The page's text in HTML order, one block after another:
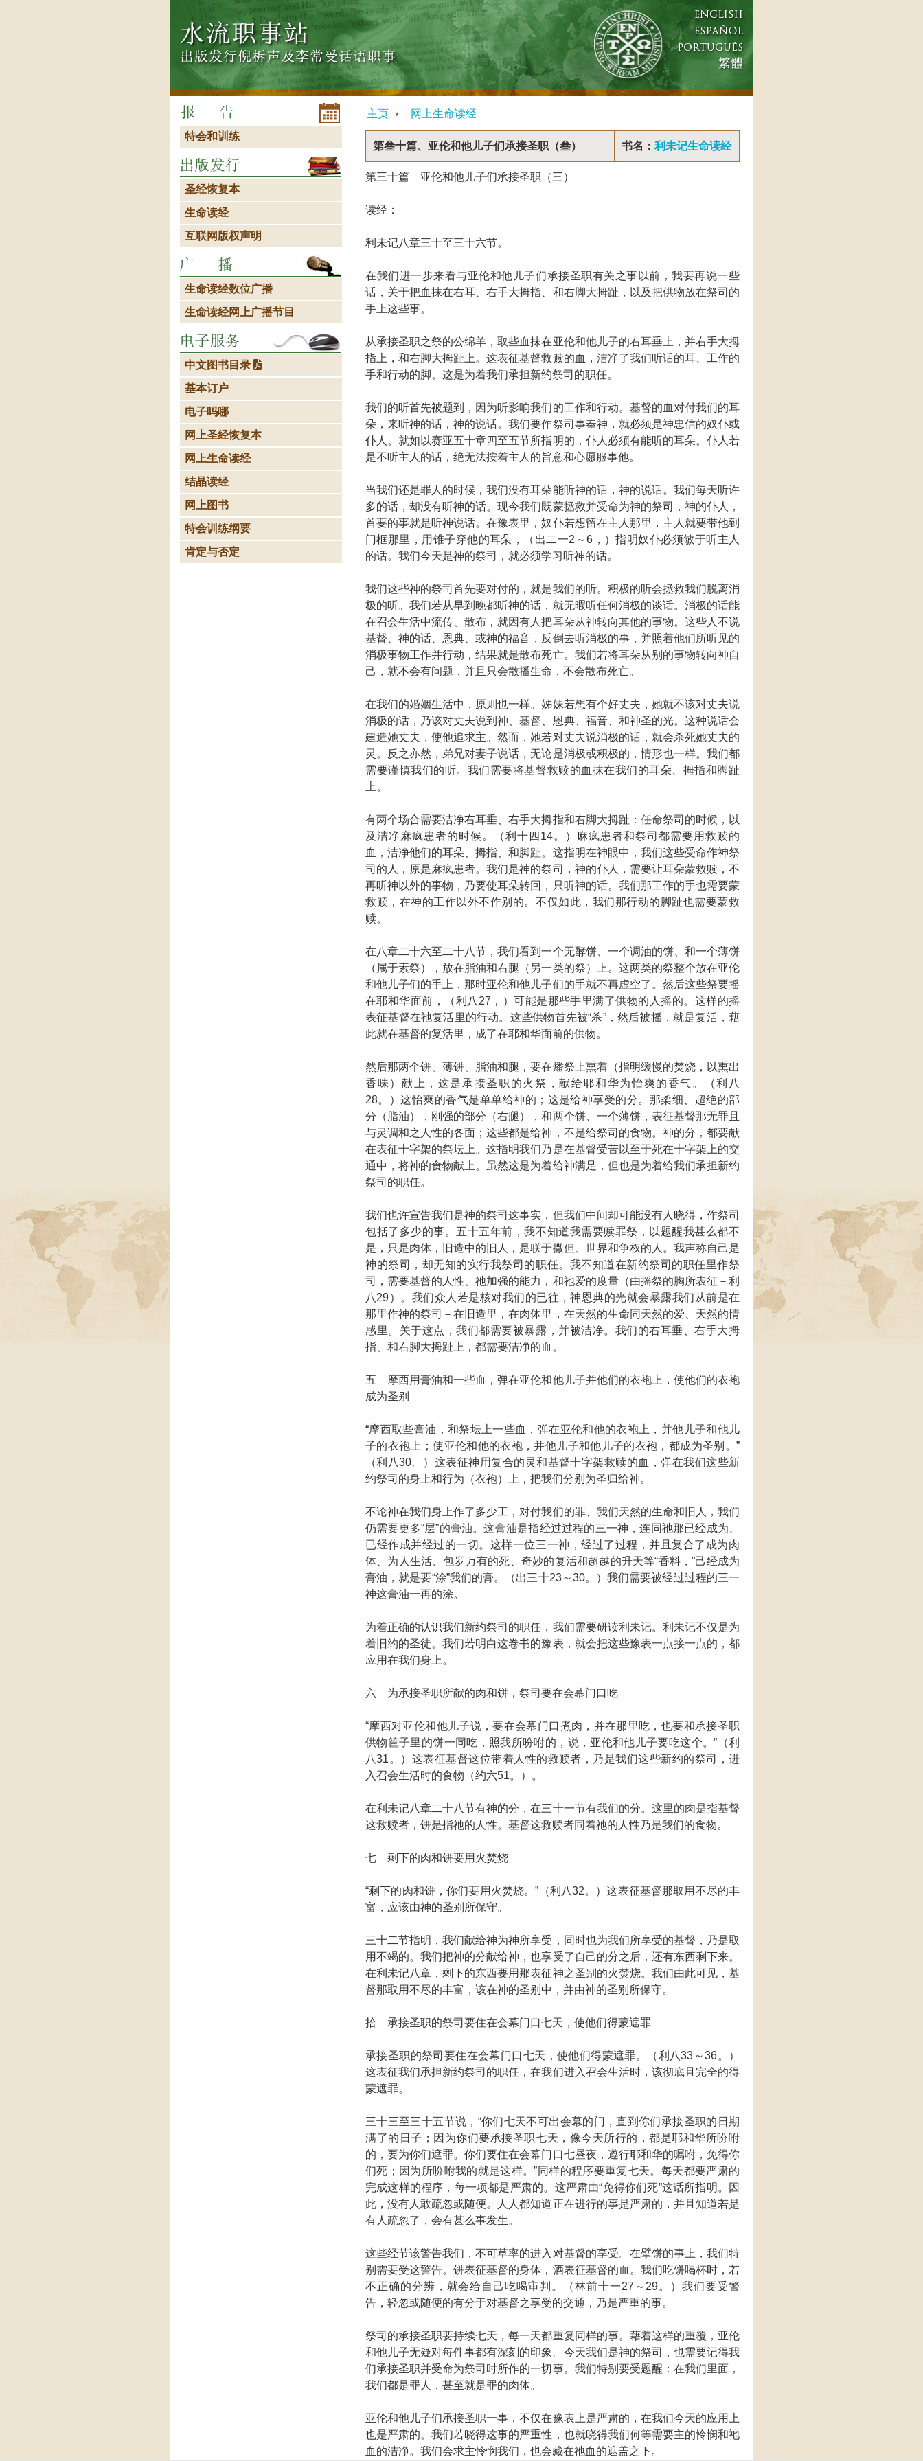
主页 网上生命读经
第叁十篇、亚伦和他儿子们承接圣职（叁） 书名： 利未记生命读经
第三十篇 亚伦和他儿子们承接圣职（三）
读经：
利未记八章三十至三十六节。
在我们进一步来看与亚伦和他儿子们承接圣职有关之事以前，我要再说一些
话，关于把血抹在右耳、右手大拇指、和右脚大拇趾，以及把供物放在祭司的
手上这些事。
从承接圣职之祭的公绵羊，取些血抹在亚伦和他儿子的右耳垂上，并右手大拇
指上，和右脚大拇趾上。这表征基督救赎的血，洁净了我们听话的耳、工作的
手和行动的脚。这是为着我们承担新约祭司的职任。
我们的听首先被题到，因为听影响我们的工作和行动。基督的血对付我们的耳
朵，来听神的话，神的说话。我们要作祭司事奉神，就必须是神忠信的奴仆或
仆人。就如以赛亚五十章四至五节所指明的，仆人必须有能听的耳朵。仆人若
是不听主人的话，绝无法按着主人的旨意和心愿服事他。
当我们还是罪人的时候，我们没有耳朵能听神的话，神的说话。我们每天听许
多的话，却没有听神的话。现今我们既蒙拯救并受命为神的祭司，神的仆人，
首要的事就是听神说话。在豫表里，奴仆若想留在主人那里，主人就要带他到
门框那里，用锥子穿他的耳朵，（出二一2～6，）指明奴仆必须敏于听主人
的话。我们今天是神的祭司，就必须学习听神的话。
我们这些神的祭司首先要对付的，就是我们的听。积极的听会拯救我们脱离消
极的听。我们若从早到晚都听神的话，就无暇听任何消极的谈话。消极的话能
在召会生活中流传、散布，就因有人把耳朵从神转向其他的事物。这些人不说
基督、神的话、恩典、或神的福音，反倒去听消极的事，并照着他们所听见的
消极事物工作并行动，结果就是散布死亡。我们若将耳朵从别的事物转向神自
己，就不会有问题，并且只会散播生命，不会散布死亡。
在我们的婚姻生活中，原则也一样。姊妹若想有个好丈夫，她就不该对丈夫说
消极的话，乃该对丈夫说到神、基督、恩典、福音、和神圣的光。这种说话会
建造她丈夫，使他追求主。然而，她若对丈夫说消极的话，就会杀死她丈夫的
灵。反之亦然，弟兄对妻子说话，无论是消极或积极的，情形也一样。我们都
需要谨慎我们的听。我们需要将基督救赎的血抹在我们的耳朵、拇指和脚趾
上。
有两个场合需要洁净右耳垂、右手大拇指和右脚大拇趾：任命祭司的时候，以
及洁净麻疯患者的时候。（利十四14。）麻疯患者和祭司都需要用救赎的
血，洁净他们的耳朵、拇指、和脚趾。这指明在神眼中，我们这些受命作神祭
司的人，原是麻疯患者。我们是神的祭司，神的仆人，需要让耳朵蒙救赎，不
再听神以外的事物，乃要使耳朵转回，只听神的话。我们那工作的手也需要蒙
救赎，在神的工作以外不作别的。不仅如此，我们那行动的脚趾也需要蒙救
赎。
在八章二十六至二十八节，我们看到一个无酵饼、一个调油的饼、和一个薄饼
（属于素祭），放在脂油和右腿（另一类的祭）上。这两类的祭整个放在亚伦
和他儿子们的手上，那时亚伦和他儿子们的手就不再虚空了。然后这些祭要摇
在耶和华面前，（利八27，）可能是那些手里满了供物的人摇的。这样的摇
表征基督在祂复活里的行动。这些供物首先被“杀”，然后被摇，就是复活，藉
此就在基督的复活里，成了在耶和华面前的供物。
然后那两个饼、薄饼、脂油和腿，要在燔祭上熏着（指明缓慢的焚烧，以熏出
香味）献上，这是承接圣职的火祭，献给耶和华为怡爽的香气。（利八
28。）这怡爽的香气是单单给神的；这是给神享受的分。那柔细、超绝的部
分（脂油），刚强的部分（右腿），和两个饼、一个薄饼，表征基督那无罪且
与灵调和之人性的各面；这些都是给神，不是给祭司的食物。神的分，都要献
在表征十字架的祭坛上。这指明我们乃是在基督受苦以至于死在十字架上的交
通中，将神的食物献上。虽然这是为着给神满足，但也是为着给我们承担新约
祭司的职任。
我们也许宣告我们是神的祭司这事实，但我们中间却可能没有人晓得，作祭司
包括了多少的事。五十五年前，我不知道我需要赎罪祭，以题醒我甚么都不
是，只是肉体，旧造中的旧人，是联于撒但、世界和争权的人。我声称自己是
神的祭司，却无知的实行我祭司的职任。我不知道在新约祭司的职任里作祭
司，需要基督的人性、祂加强的能力，和祂爱的度量（由摇祭的胸所表征－利
八29）。我们众人若是核对我们的已往，神恩典的光就会暴露我们从前是在
那里作神的祭司－在旧造里，在肉体里，在天然的生命同天然的爱、天然的情
感里。关于这点，我们都需要被暴露，并被洁净。我们的右耳垂、右手大拇
指、和右脚大拇趾上，都需要洁净的血。
五 摩西用膏油和一些血，弹在亚伦和他儿子并他们的衣袍上，使他们的衣袍
成为圣别
“摩西取些膏油，和祭坛上一些血，弹在亚伦和他的衣袍上，并他儿子和他儿
子的衣袍上；使亚伦和他的衣袍，并他儿子和他儿子的衣袍，都成为圣别。”
（利八30。）这表征神用复合的灵和基督十字架救赎的血，弹在我们这些新
约祭司的身上和行为（衣袍）上，把我们分别为圣归给神。
不论神在我们身上作了多少工，对付我们的罪、我们天然的生命和旧人，我们
仍需要更多“层”的膏油。这膏油是指经过过程的三一神，连同祂那已经成为、
已经作成并经过的一切。这样一位三一神，经过了过程，并且复合了成为肉
体、为人生活、包罗万有的死、奇妙的复活和超越的升天等“香料，”己经成为
膏油，就是要“涂”我们的膏。（出三十23～30。）我们需要被经过过程的三一
神这膏油一再的涂。
为着正确的认识我们新约祭司的职任，我们需要研读利未记。利未记不仅是为
着旧约的圣徒。我们若明白这卷书的豫表，就会把这些豫表一点接一点的，都
应用在我们身上。
六 为承接圣职所献的肉和饼，祭司要在会幕门口吃
“摩西对亚伦和他儿子说，要在会幕门口煮肉，并在那里吃，也要和承接圣职
供物筐子里的饼一同吃，照我所吩咐的，说，亚伦和他儿子要吃这个。”（利
八31。）这表征基督这位带着人性的救赎者，乃是我们这些新约的祭司，进
入召会生活时的食物（约六51。）。
在利未记八章二十八节有神的分，在三十一节有我们的分。这里的肉是指基督
这救赎者，饼是指祂的人性。基督这救赎者同着祂的人性乃是我们的食物。
七 剩下的肉和饼要用火焚烧
“剩下的肉和饼，你们要用火焚烧。”（利八32。）这表征基督那取用不尽的丰
富，应该由神的圣别所保守。
三十二节指明，我们献给神为神所享受，同时也为我们所享受的基督，乃是取
用不竭的。我们把神的分献给神，也享受了自己的分之后，还有东西剩下来。
在利未记八章，剩下的东西要用那表征神之圣别的火焚烧。我们由此可见，基
督那取用不尽的丰富，该在神的圣别中，并由神的圣别所保守。
拾 承接圣职的祭司要住在会幕门口七天，使他们得蒙遮罪
承接圣职的祭司要住在会幕门口七天，使他们得蒙遮罪。（利八33～36。）
这表征我们承担新约祭司的职任，在我们进入召会生活时，该彻底且完全的得
蒙遮罪。
三十三至三十五节说，“你们七天不可出会幕的门，直到你们承接圣职的日期
满了的日子；因为你们要承接圣职七天，像今天所行的，都是耶和华所吩咐
的，要为你们遮罪。你们要住在会幕门口七昼夜，遵行耶和华的嘱咐，免得你
们死；因为所吩咐我的就是这样。”同样的程序要重复七天。每天都要严肃的
完成这样的程序，每一项都是严肃的。这严肃由“免得你们死”这话所指明。因
此，没有人敢疏忽或随便。人人都知道正在进行的事是严肃的，并且知道若是
有人疏忽了，会有甚么事发生。
这些经节该警告我们，不可草率的进入对基督的享受。在擘饼的事上，我们特
别需要受这警告。饼表征基督的身体，酒表征基督的血。我们吃饼喝杯时，若
不正确的分辨，就会给自己吃喝审判。（林前十一27～29。）我们要受警
告，轻忽或随便的有分于对基督之享受的交通，乃是严重的事。
祭司的承接圣职要持续七天，每一天都重复同样的事。藉着这样的重覆，亚伦
和他儿子无疑对每件事都有深刻的印象。今天我们是神的祭司，也需要记得我
们承接圣职并受命为祭司时所作的一切事。我们特别要受题醒：在我们里面，
我们都是罪人，甚至就是罪的肉体。
亚伦和他儿子们承接圣职一事，不仅在豫表上是严肃的，在我们今天的应用上
也是严肃的。我们若晓得这事的严重性，也就晓得我们何等需要主的怜悯和祂
血的洁净。我们会求主怜悯我们，也会藏在祂血的遮盖之下。
特会和训练
圣经恢复本
生命读经
互联网版权声明
生命读经数位广播
生命读经网上广播节目
中文图书目录
基本订户
电子吗哪
网上圣经恢复本
网上生命读经
结晶读经
网上图书
特会训练纲要
肯定与否定